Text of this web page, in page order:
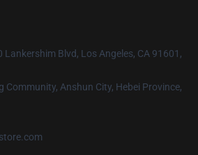
Lankershim Blvd, Los Angeles, CA 91601,
Community, Anshun City, Hebei Province,